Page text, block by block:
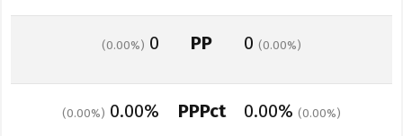
0.00 0 PP 0 0.00
0.00 0.00% PPPct 0.00% 0.00